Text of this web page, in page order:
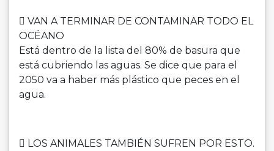
 VAN A TERMINAR DE CONTAMINAR TODO EL
OCÉANO
Está dentro de la lista del 80% de basura que
está cubriendo las aguas. Se dice que para el
2050 va a haber más plástico que peces en el
agua.
 LOS ANIMALES TAMBIÉN SUFREN POR ESTO.